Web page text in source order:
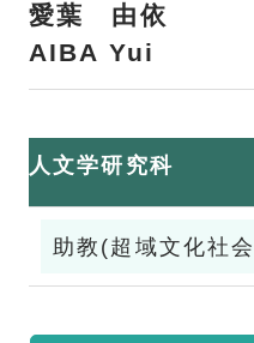
愛葉 由依
AIBA Yui
人文学研究科
助教(超域文化社